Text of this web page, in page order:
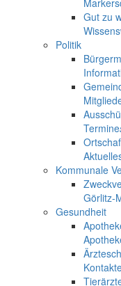
Gut zu
Politik
Termine
Kommunale
Görlitz-
Gesundheit